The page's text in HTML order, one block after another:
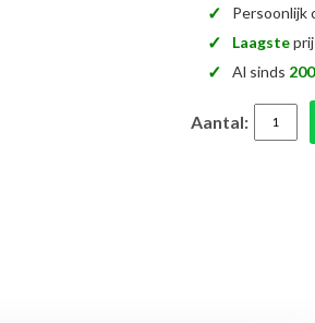
✓ Persoonlijk
✓ Laagste
✓ Al sinds
Aantal: